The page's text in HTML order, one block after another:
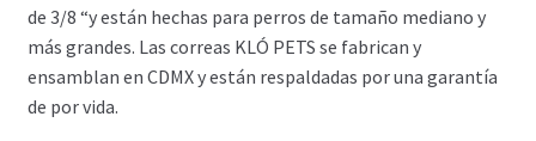
de 3/8 “y están hechas para perros de tamaño mediano y
más grandes. Las correas KLÓ PETS se fabrican y
ensamblan en CDMX y están respaldadas por una garantía
de por vida.